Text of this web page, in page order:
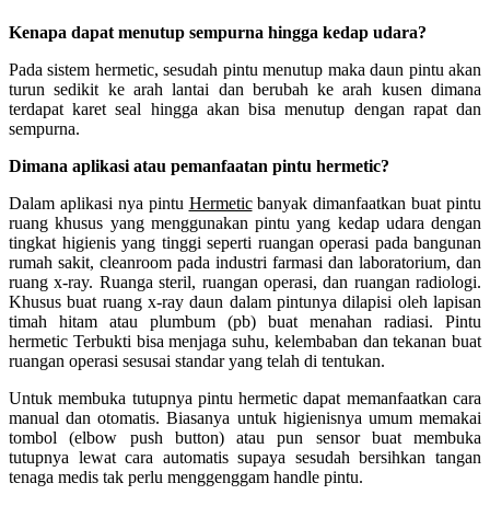
Kenapa dapat menutup sempurna hingga kedap udara?
Pada sistem hermetic, sesudah pintu menutup maka daun pintu akan
turun sedikit ke arah lantai dan berubah ke arah kusen dimana
terdapat karet seal hingga akan bisa menutup dengan rapat dan
sempurna.
Dimana aplikasi atau pemanfaatan pintu hermetic?
Dalam aplikasi nya pintu Hermeticbanyak dimanfaatkan buat pintu
ruang khusus yang menggunakan pintu yang kedap udara dengan
tingkat higienis yang tinggi seperti ruangan operasi pada bangunan
rumah sakit, cleanroom pada industri farmasi dan laboratorium, dan
ruang x-ray. Ruanga steril, ruangan operasi, dan ruangan radiologi.
Khusus buat ruang x-ray daun dalam pintunya dilapisi oleh lapisan
timah hitam atau plumbum (pb) buat menahan radiasi. Pintu
hermetic Terbukti bisa menjaga suhu, kelembaban dan tekanan buat
ruangan operasi sesusai standar yang telah di tentukan.
Untuk membuka tutupnya pintu hermetic dapat memanfaatkan cara
manual dan otomatis. Biasanya untuk higienisnya umum memakai
tombol (elbow push button) atau pun sensor buat membuka
tutupnya lewat cara automatis supaya sesudah bersihkan tangan
tenaga medis tak perlu menggenggam handle pintu.